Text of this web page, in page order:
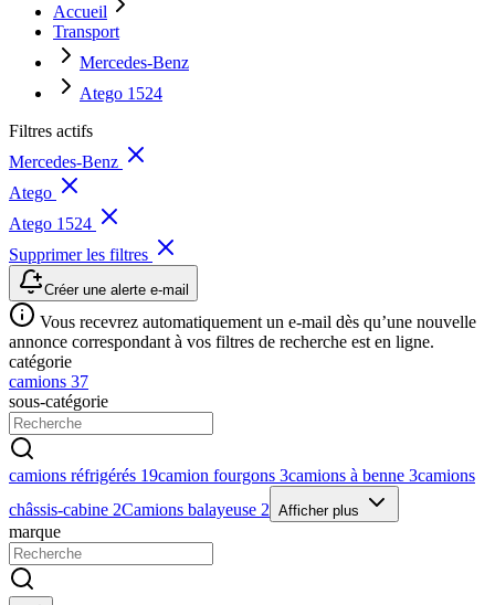
Accueil
Transport
Mercedes-Benz
Atego 1524
Filtres actifs
Mercedes-Benz
Atego
Atego 1524
Supprimer les filtres
Créer une alerte e-mail
Vous recevrez automatiquement un e-mail dès qu’une nouvelle
annonce correspondant à vos filtres de recherche est en ligne.
catégorie
camions 37
sous-catégorie
camions réfrigérés 19camion fourgons 3camions à benne 3camions
châssis-cabine 2Camions balayeuse 2 Afficher plus
marque